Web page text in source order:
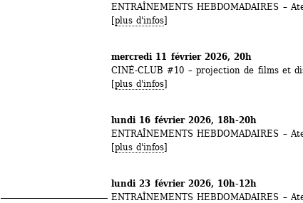
ENTRAÎNEMENTS HEBDOMADAIRES –
[plus d'infos]
mercredi 11 février 2026, 20h
CINÉ-CLUB #10 – projection de films et
[plus d'infos]
lundi 16 février 2026, 18h-20h
ENTRAÎNEMENTS HEBDOMADAIRES –
[plus d'infos]
lundi 23 février 2026, 10h-12h
ENTRAÎNEMENTS HEBDOMADAIRES –